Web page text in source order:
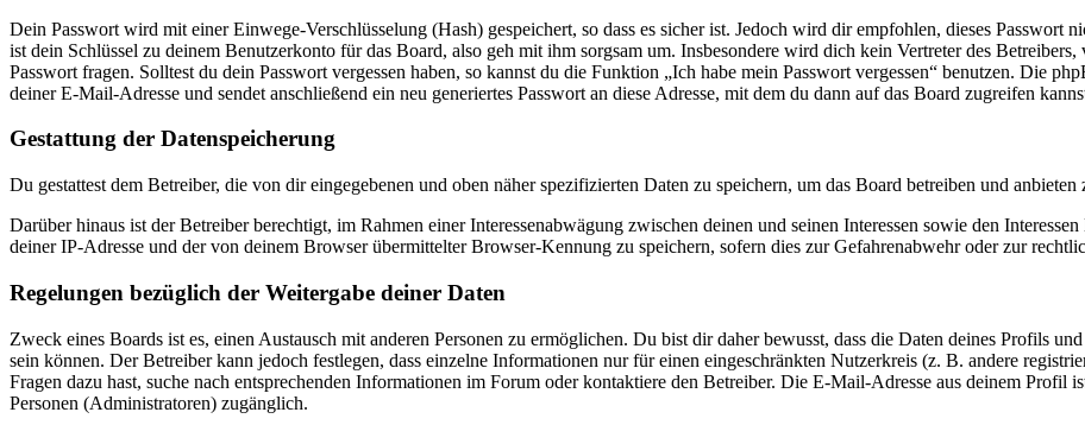
Dein Passwort wird mit einer Einwege-Verschlüsselung (Hash) gespeichert, so dass es sicher ist. Jedoch wird dir empfohlen, dieses Passwort
ist dein Schlüssel zu deinem Benutzerkonto für das Board, also geh mit ihm sorgsam um. Insbesondere wird dich kein Vertreter des
Passwort fragen. Solltest du dein Passwort vergessen haben, so kannst du die Funktion „Ich habe mein Passwort vergessen“ benutzen. Die
deiner E-Mail-Adresse und sendet anschließend ein neu generiertes Passwort an diese Adresse, mit dem du dann auf das Board zugreifen
Gestattung der Datenspeicherung
Du gestattest dem Betreiber, die von dir eingegebenen und oben näher spezifizierten Daten zu speichern, um das Board betreiben und anbieten
Darüber hinaus ist der Betreiber berechtigt, im Rahmen einer Interessenabwägung zwischen deinen und seinen Interessen sowie den
deiner IP-Adresse und der von deinem Browser übermittelter Browser-Kennung zu speichern, sofern dies zur Gefahrenabwehr oder zur
Regelungen bezüglich der Weitergabe deiner Daten
Zweck eines Boards ist es, einen Austausch mit anderen Personen zu ermöglichen. Du bist dir daher bewusst, dass die Daten deines Profils
sein können. Der Betreiber kann jedoch festlegen, dass einzelne Informationen nur für einen eingeschränkten Nutzerkreis (z. B. andere
Fragen dazu hast, suche nach entsprechenden Informationen im Forum oder kontaktiere den Betreiber. Die E-Mail-Adresse aus deinem Profil
Personen (Administratoren) zugänglich.